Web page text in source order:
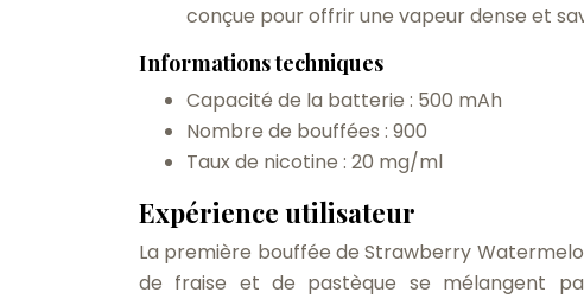
conçue pour offrir une vapeur dense et
Informations techniques
Capacité de la batterie : 500 mAh
Nombre de bouffées : 900
Taux de nicotine : 20 mg/ml
Expérience utilisateur
La première bouffée de Strawberry
de fraise et de pastèque se mélangent